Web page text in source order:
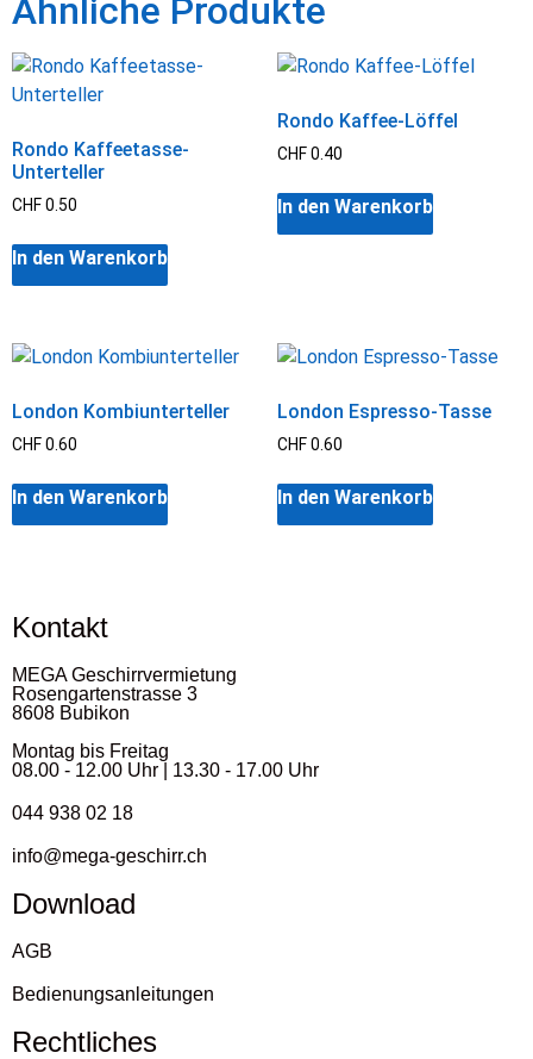
Ähnliche Produkte
Rondo Kaffeetasse-
Unterteller
CHF0.50
In den Warenkorb
Rondo Kaffee-Löffel
CHF0.40
In den Warenkorb
London Kombiunterteller
CHF0.60
In den Warenkorb
London Espresso-Tasse
CHF0.60
In den Warenkorb
Kontakt
MEGA Geschirrvermietung
Rosengartenstrasse 3
8608 Bubikon
Montag bis Freitag
08.00 - 12.00 Uhr | 13.30 - 17.00 Uhr
044 938 02 18
info@mega-geschirr.ch
Download
AGB
Bedienungsanleitungen
Rechtliches